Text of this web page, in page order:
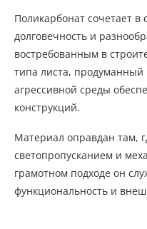
Поликарбонат сочетает в
долговечность и
востребованным в
типа листа,
агрессивной среды
конструкций.
Материал оправдан там,
светопропусканием и
грамотном подходе он
функциональность и